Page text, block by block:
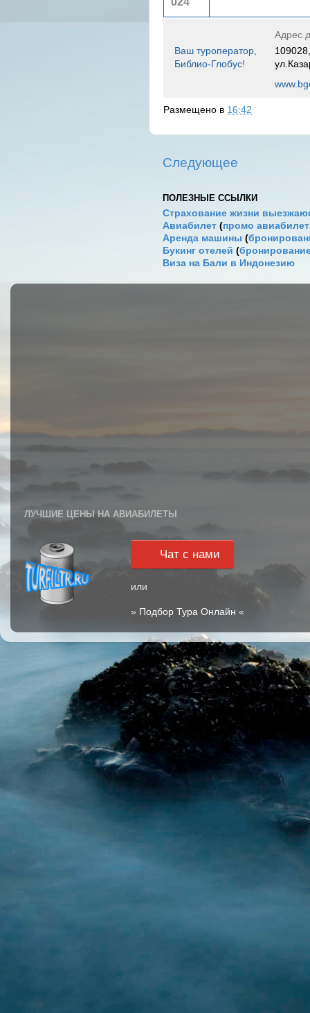
Адрес
Ваш туроператор,
Библио-Глобус!
Размещено в 16:42
Следующее
ПОЛЕЗНЫЕ ССЫЛКИ
Страхование жизни
Авиабилет (промо
Аренда машины (
Букинг отелей (
Виза на Бали в Индонезию
ЛУЧШИЕ ЦЕНЫ НА АВИАБИЛЕТЫ
Чат с нами
или
» Подбор Тура Онлайн «